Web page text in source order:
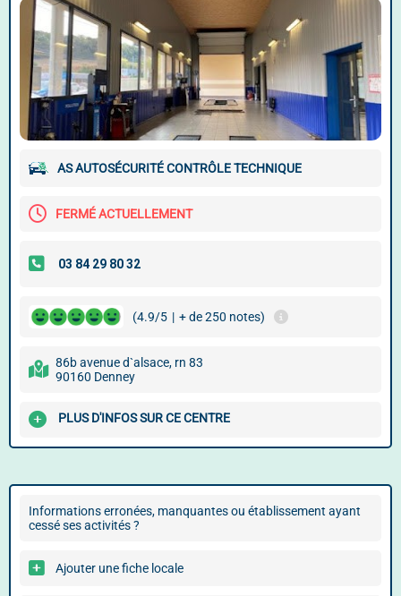
AS AUTOSÉCURITÉ CONTRÔLE TECHNIQUE
FERMÉ ACTUELLEMENT
(4.9/5 | + de 250 notes)
86b avenue d`alsace, rn 83
90160 Denney
PLUS D'INFOS SUR CE CENTRE
Informations erronées, manquantes ou établissement ayant
cessé ses activités ?
Ajouter une fiche locale